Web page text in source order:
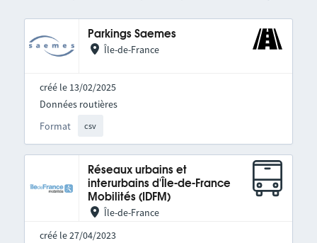
Parkings Saemes
Île-de-France
créé le 13/02/2025
Format csv
Données routières
Réseaux urbains et
interurbains d'Île-de-France
Mobilités (IDFM)
Île-de-France
créé le 27/04/2023